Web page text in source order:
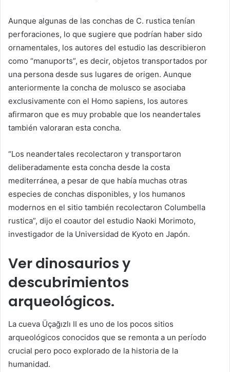
Aunque algunas de las conchas de C. rustica tenían
perforaciones, lo que sugiere que podrían haber sido
ornamentales, los autores del estudio las describieron
como “manuports”, es decir, objetos transportados por
una persona desde sus lugares de origen. Aunque
anteriormente la concha de molusco se asociaba
exclusivamente con el Homo sapiens, los autores
afirmaron que es muy probable que los neandertales
también valoraran esta concha.
“Los neandertales recolectaron y transportaron
deliberadamente esta concha desde la costa
mediterránea, a pesar de que había muchas otras
especies de conchas disponibles, y los humanos
modernos en el sitio también recolectaron Columbella
rustica”, dijo el coautor del estudio Naoki Morimoto,
investigador de la Universidad de Kyoto en Japón.
Ver dinosaurios y
descubrimientos
arqueológicos.
La cueva Üçağızlı II es uno de los pocos sitios
arqueológicos conocidos que se remonta a un período
crucial pero poco explorado de la historia de la
humanidad.